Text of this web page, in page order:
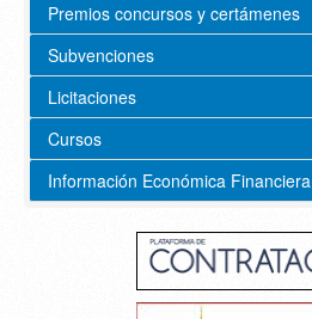
Premios concursos y certámenes
Subvenciones
Licitaciones
Cursos
Información Económica Financiera